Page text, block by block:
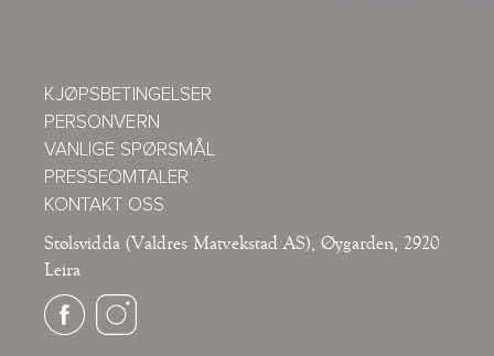
KJØPSBETINGELSER
PERSONVERN
VANLIGE SPØRSMÅL
PRESSEOMTALER
KONTAKT OSS
Stølsvidda (Valdres Matvekstad AS), Øygarden, 2920
Leira